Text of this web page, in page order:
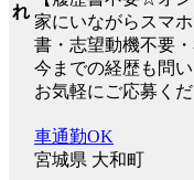
れ
家にいながらスマ
書・志望動機不要・
今までの経歴も問い
お気軽にご応募くだ
車通勤OK
宮城県 大和町